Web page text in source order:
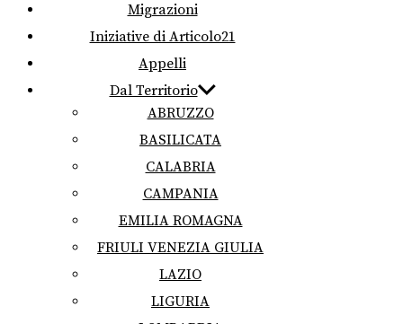
Migrazioni
Iniziative di Articolo21
Appelli
Dal Territorio
ABRUZZO
BASILICATA
CALABRIA
CAMPANIA
EMILIA ROMAGNA
FRIULI VENEZIA GIULIA
LAZIO
LIGURIA